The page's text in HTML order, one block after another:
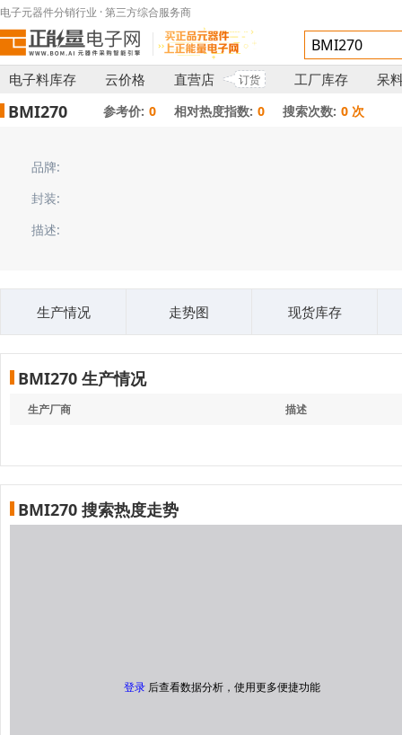
电子元器件分销行业 · 第三方综合服务商
电子料库存 云价格 直营店 订货 工厂库存 呆
BMI270 参考价: 0 相对热度指数: 0 搜索次数: 0 次
品牌:
封装:
描述:
生产情况 走势图 现货库存
BMI270 生产情况
生产厂商 描述
BMI270 搜索热度走势
登录 后查看数据分析，使用更多便捷功能